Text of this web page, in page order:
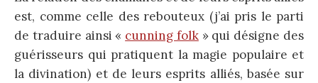
est, comme celle des rebouteux (j’ai pris le parti
de traduire ainsi « cunning folk» qui désigne des
guérisseurs qui pratiquent la magie populaire et
la divination) et de leurs esprits alliés, basée sur